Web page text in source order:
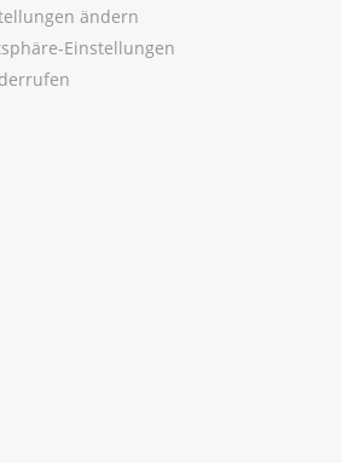
ändern
Einstellungen